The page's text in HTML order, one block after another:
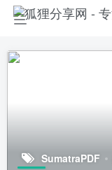
SumatraPDF